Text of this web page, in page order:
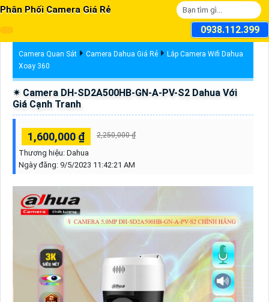
Phân Phối Camera Giá Rẻ
0938.112.399
Camera Quan Sát Camera Dahua Giá Rẻ
Lắp Camera Wifi Dahua
Xoay 360
✴ Camera DH-SD2A500HB-GN-A-PV-S2 Dahua Với
Giá Cạnh Tranh
1,600,000 ₫ 2,250,000 ₫
Thương hiệu: Dahua
Ngày đăng: 9/5/2023 11:42:21 AM